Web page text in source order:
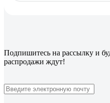
Подпишитесь на рассылку и
распродажи ждут!